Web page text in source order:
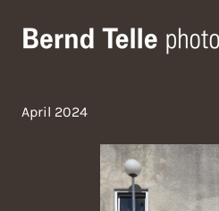
Inhalt
springen
April 2024